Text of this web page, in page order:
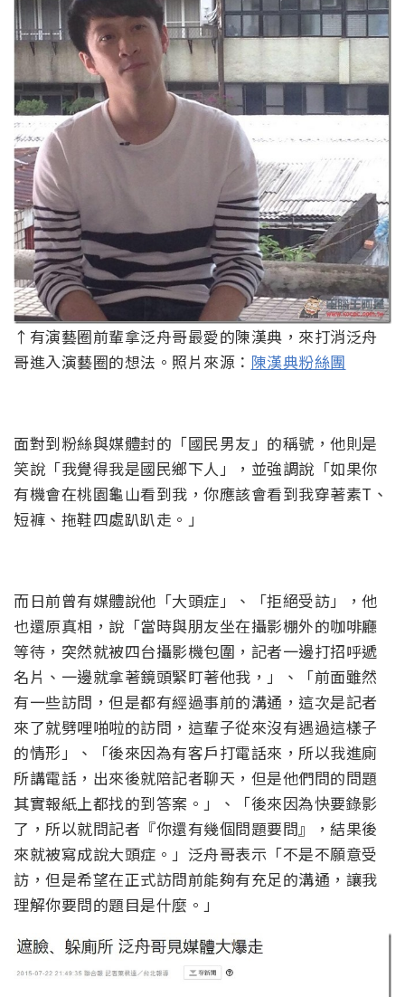
↑有演藝圈前輩拿泛舟哥最愛的陳漢典，來打消泛舟
哥進入演藝圈的想法。照片來源： 陳漢典粉絲團
面對到粉絲與媒體封的「國民男友」的稱號，他則是
笑說「我覺得我是國民鄉下人」，並強調說「如果你
有機會在桃園龜山看到我，你應該會看到我穿著素T、
短褲、拖鞋四處趴趴走。」
而日前曾有媒體說他「大頭症」、「拒絕受訪」，他
也還原真相，說「當時與朋友坐在攝影棚外的咖啡廳
等待，突然就被四台攝影機包圍，記者一邊打招呼遞
名片、一邊就拿著鏡頭緊盯著他我，」、「前面雖然
有一些訪問，但是都有經過事前的溝通，這次是記者
來了就劈哩啪啦的訪問，這輩子從來沒有遇過這樣子
的情形」、「後來因為有客戶打電話來，所以我進廁
所講電話，出來後就陪記者聊天，但是他們問的問題
其實報紙上都找的到答案。」、「後來因為快要錄影
了，所以就問記者『你還有幾個問題要問』，結果後
來就被寫成說大頭症。」泛舟哥表示「不是不願意受
訪，但是希望在正式訪問前能夠有充足的溝通，讓我
理解你要問的題目是什麼。」